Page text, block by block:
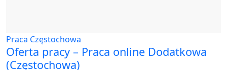
Praca Częstochowa
Oferta pracy – Praca online Dodatkowa
(Częstochowa)